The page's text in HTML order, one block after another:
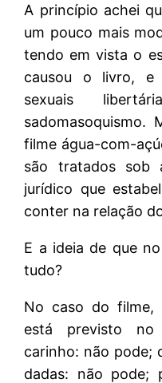
A princípio achei
um pouco mais
tendo em vista o
causou o livro, e
sexuais
sadomasoquismo.
filme água-com-
são tratados sob
jurídico que
conter na relação
E a ideia de que
tudo?
No caso do filme,
está previsto no
carinho: não pode;
dadas: não pode;